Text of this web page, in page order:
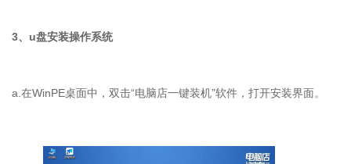
3、u盘安装操作系统
a.在WinPE桌面中，双击“电脑店一键装机”软件，打开安装界面。